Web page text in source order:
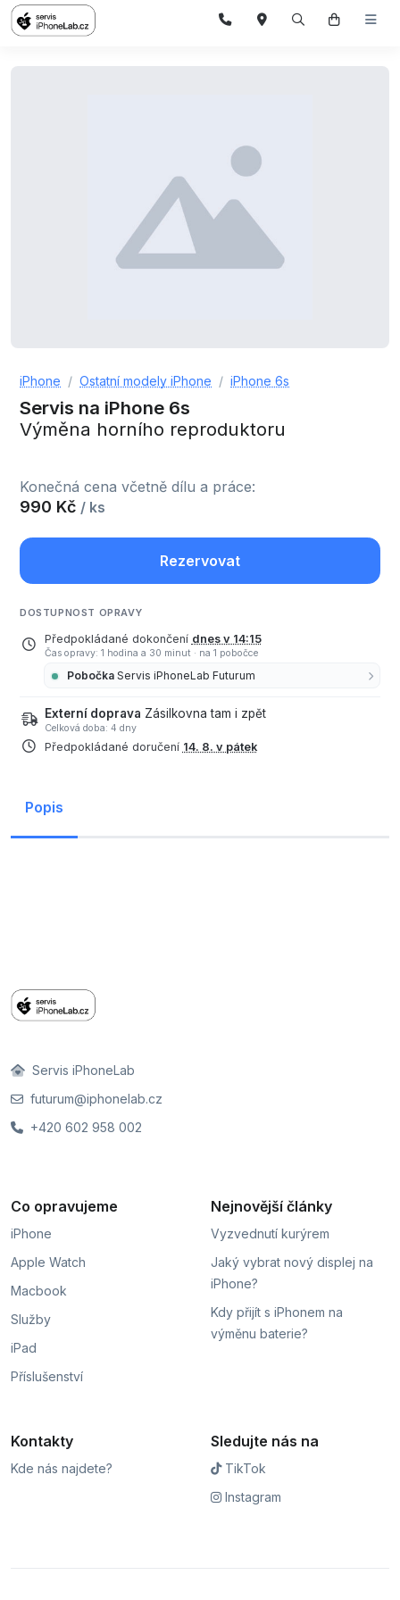
iPhone Ostatní modely iPhone iPhone 6s
Servis na iPhone 6s
Výměna horního reproduktoru
Konečná cena včetně dílu a práce:
990 Kč / ks
Rezervovat
DOSTUPNOST OPRAVY
Předpokládané dokončení dnes v 14:15
Čas opravy: 1 hodina a 30 minut · na 1 pobočce
Pobočka Servis iPhoneLab Futurum
Externí doprava Zásilkovna tam i zpět
Celková doba: 4 dny
Předpokládané doručení 14. 8. v pátek
Popis
Servis iPhoneLab
futurum@iphonelab.cz
+420 602 958 002
Co opravujeme
iPhone
Apple Watch
Macbook
Služby
iPad
Příslušenství
Nejnovější články
Vyzvednutí kurýrem
Jaký vybrat nový displej na
iPhone?
Kdy přijít s iPhonem na
výměnu baterie?
Kontakty
Kde nás najdete?
Sledujte nás na
TikTok
Instagram